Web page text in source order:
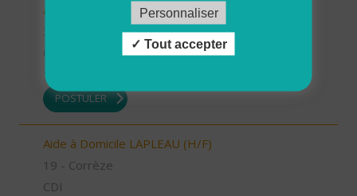
Auxiliaire de vie sociale - secteur Estang (H/F)
19/12/2025
POSTULER
Aide à Domicile LAPLEAU (H/F)
19 - Corrèze
CDI
Personnaliser
Tout accepter